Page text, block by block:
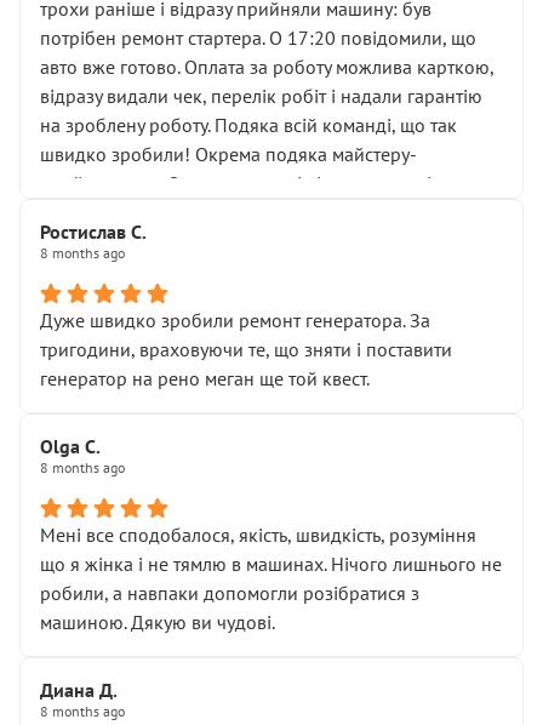
лобовим склом. Мені пояснили, що це “старі гайки, які
відкручували”, і попросили не хвилюватися. ( надіюсь
новий власник, не застяг в полі))
Але після нинішнього візиту такі дрібниці вже не
здаються дрібницями.
Я — клієнт, який працює на довірі, і саме її цей сервіс
Хотілося б більше:
• належної уваги до авто
• прозорості в роботах і рахунках
• реальної діагностики, а не формального
“подивились і поїхав”
На жаль, складається враження, що сервіс працює не
Стосовно комунікації - все добре
трохи раніше і відразу прийняли машину: був
потрібен ремонт стартера. О 17:20 повідомили, що
авто вже готово. Оплата за роботу можлива карткою,
відразу видали чек, перелік робіт і надали гарантію
на зроблену роботу. Подяка всій команді, що так
швидко зробили! Окрема подяка майстеру-
приймальнику Олександру: всі чітко та по суті.
звертатися до цього автосервісу.
Ростислав С.
8 months ago
Дуже швидко зробили ремонт генератора. За
тригодини, враховуючи те, що зняти і поставити
генератор на рено меган ще той квест.
Olga С.
8 months ago
Мені все сподобалося, якість, швидкість, розуміння
що я жінка і не тямлю в машинах. Нічого лишнього не
робили, а навпаки допомогли розібратися з
машиною. Дякую ви чудові.
Диана Д.
8 months ago